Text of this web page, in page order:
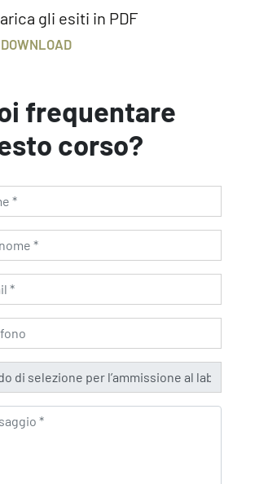
gli esiti in PDF
DOWNLOAD
frequentare
corso?